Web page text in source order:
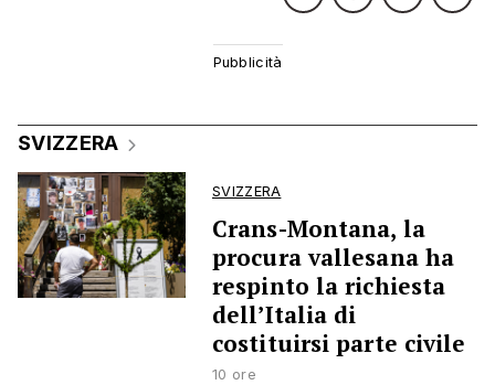
SVIZZERA
SVIZZERA
Crans-Montana, la
procura vallesana ha
respinto la richiesta
dell’Italia di
costituirsi parte civile
10 ore